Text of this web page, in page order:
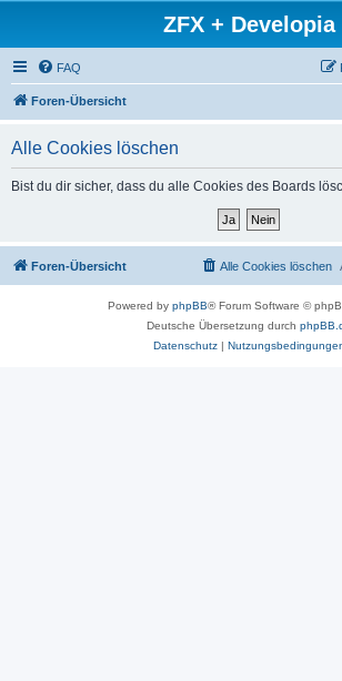
ZFX + Developia
FAQ
Foren-Übersicht
Alle Cookies löschen
Bist du dir sicher, dass du alle Cookies des Boards
Foren-Übersicht Alle Cookies löschen
Powered by phpBB® Forum Software ©
Deutsche Übersetzung durch
Datenschutz|